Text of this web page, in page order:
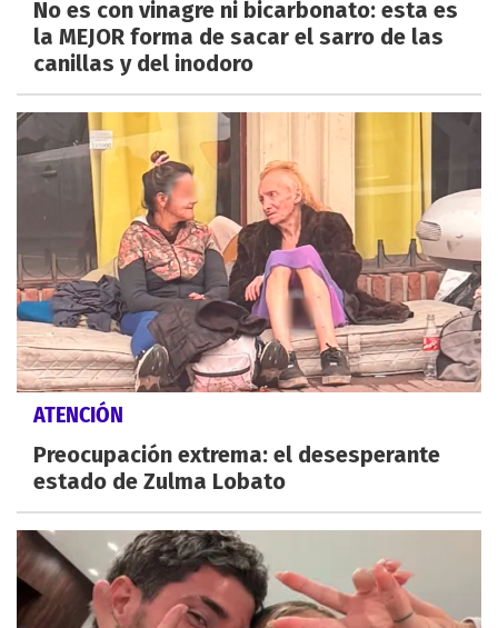
No es con vinagre ni bicarbonato: esta es
la MEJOR forma de sacar el sarro de las
canillas y del inodoro
ATENCIÓN
Preocupación extrema: el desesperante
estado de Zulma Lobato